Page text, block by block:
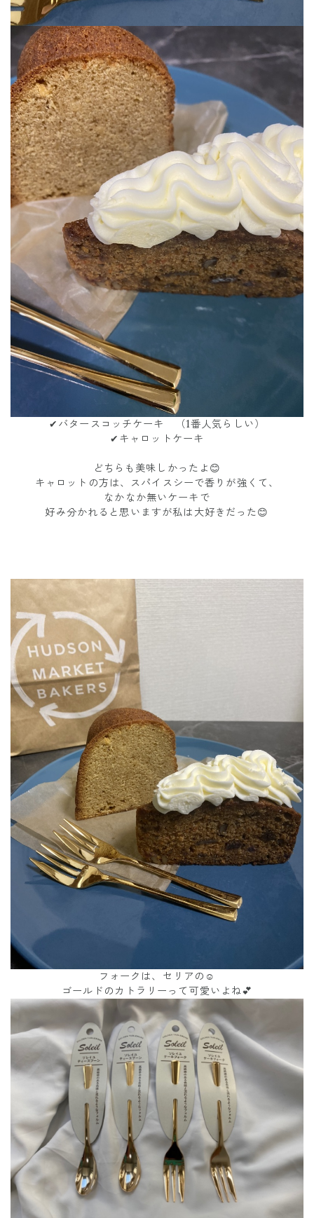
✔︎バタースコッチケーキ （1番人気らしい）
✔︎キャロットケーキ
どちらも美味しかったよ😊
キャロットの方は、スパイスシーで香りが強くて、
なかなか無いケーキで
好み分かれると思いますが私は大好きだった😊
フォークは、セリアの☺️
ゴールドのカトラリーって可愛いよね💕